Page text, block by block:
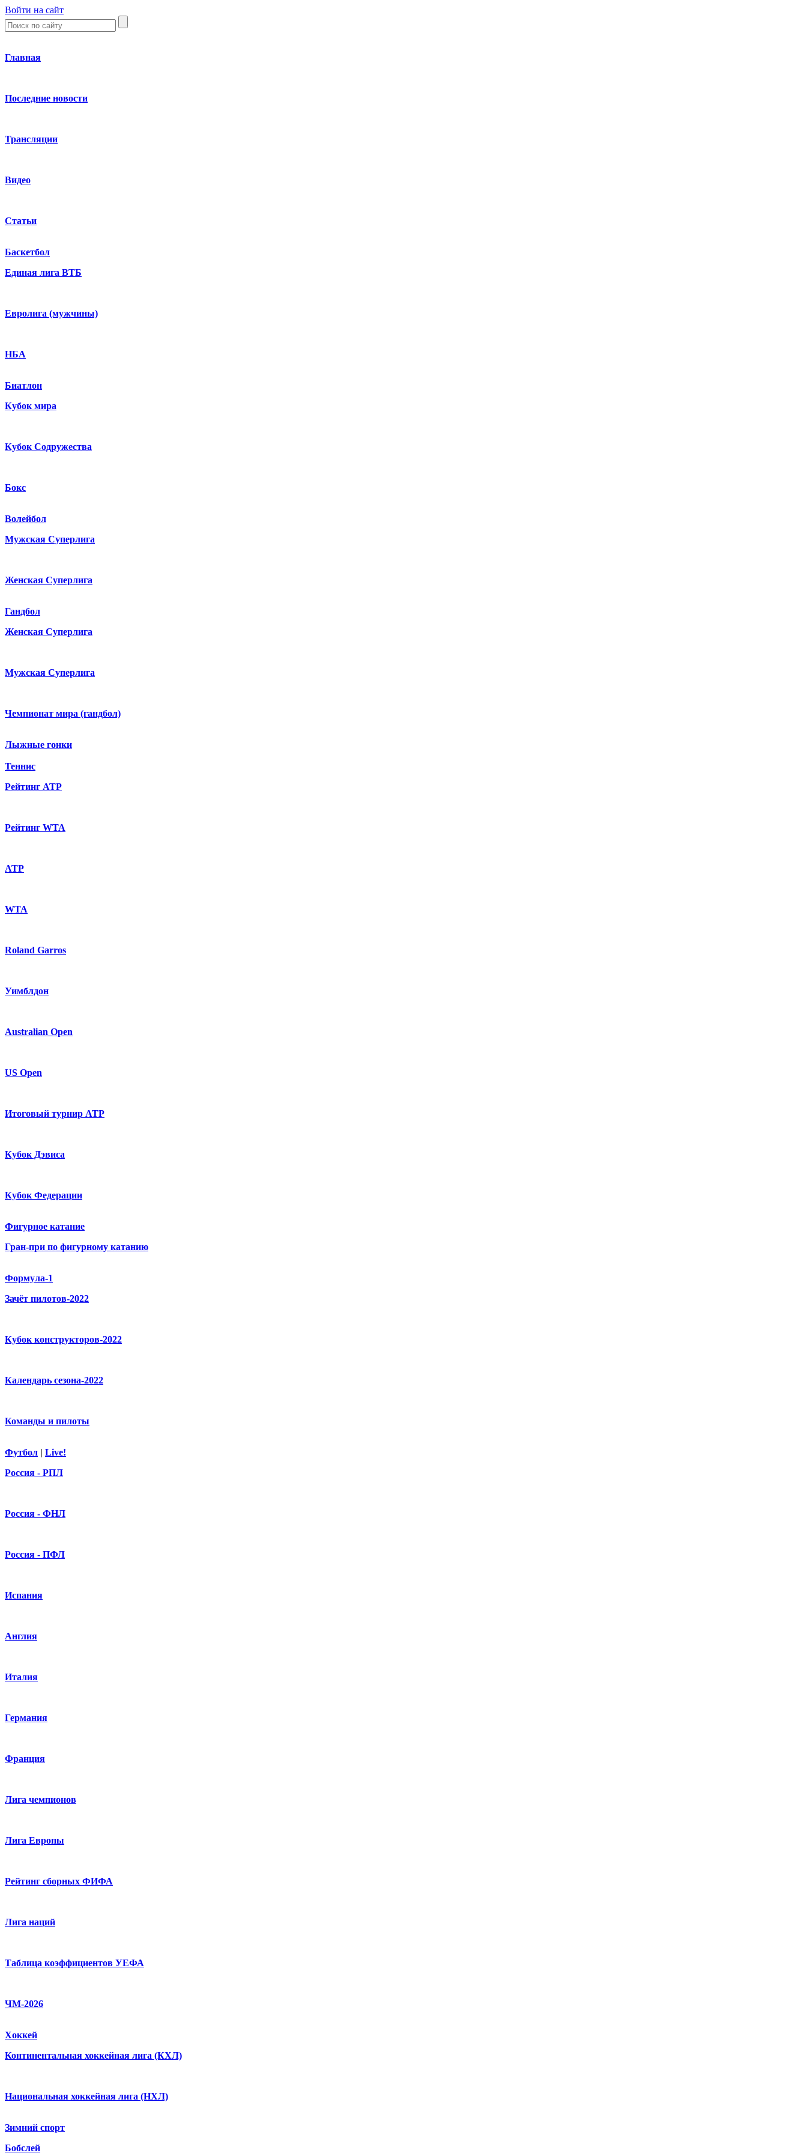
Войти на сайт
Главная
Последние новости
Трансляции
Видео
Статьи
Баскетбол
Единая лига ВТБ
Евролига (мужчины)
НБА
Биатлон
Кубок мира
Кубок Содружества
Бокс
Волейбол
Мужская Суперлига
Женская Суперлига
Гандбол
Женская Суперлига
Мужская Суперлига
Чемпионат мира (гандбол)
Лыжные гонки
Теннис
Рейтинг ATP
Рейтинг WTA
ATP
WTA
Roland Garros
Уимблдон
Australian Open
US Open
Итоговый турнир ATP
Кубок Дэвиса
Кубок Федерации
Фигурное катание
Гран-при по фигурному катанию
Формула-1
Зачёт пилотов-2022
Кубок конструкторов-2022
Календарь сезона-2022
Команды и пилоты
Футбол | Live!
Россия - РПЛ
Россия - ФНЛ
Россия - ПФЛ
Испания
Англия
Италия
Германия
Франция
Лига чемпионов
Лига Европы
Рейтинг сборных ФИФА
Лига наций
Таблица коэффициентов УЕФА
ЧМ-2026
Хоккей
Континентальная хоккейная лига (КХЛ)
Национальная хоккейная лига (НХЛ)
Зимний спорт
Бобслей